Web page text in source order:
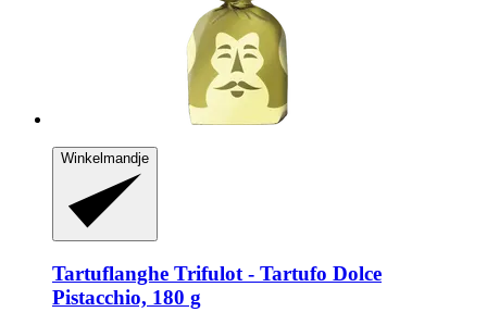
Winkelmandje
Tartuflanghe Trifulot -​ Tartufo Dolce
Pistacchio, 180 g